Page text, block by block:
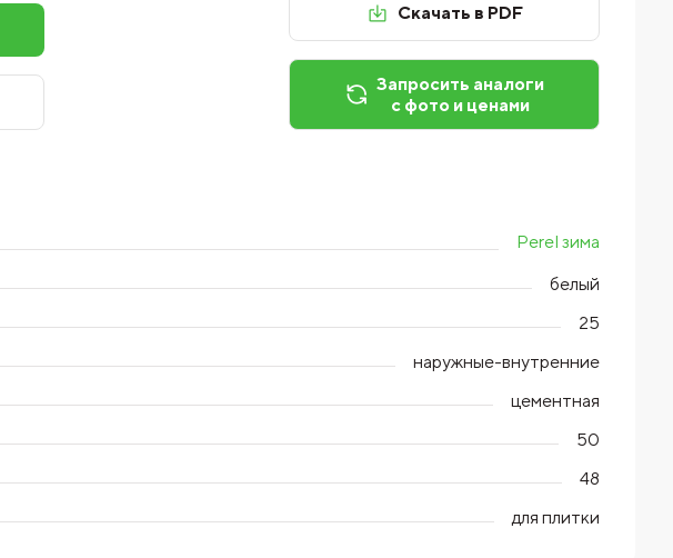
Скачать в PDF
Запросить аналоги
с фото и ценами
Perel зима
белый
25
наружные-внутренние
цементная
50
48
для плитки